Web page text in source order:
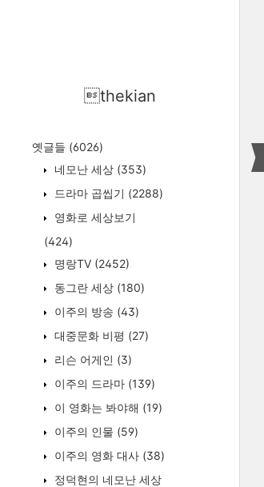
thekian
옛글들 (6026)
네모난 세상 (353)
드라마 곱씹기 (2288)
영화로 세상보기
(424)
명랑TV (2452)
동그란 세상 (180)
이주의 방송 (43)
대중문화 비평 (27)
리슨 어게인 (3)
이주의 드라마 (139)
이 영화는 봐야해 (19)
이주의 인물 (59)
이주의 영화 대사 (38)
정덕현의 네모난 세상